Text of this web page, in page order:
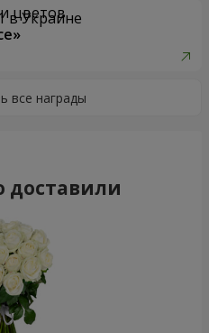
цветов
доставили